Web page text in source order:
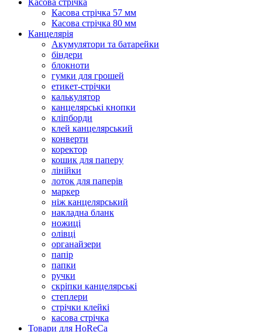
Касова стрічка
Касова стрічка 57 мм
Касова стрічка 80 мм
Канцелярія
Акумулятори та батарейки
біндери
блокноти
гумки для грошей
етикет-стрічки
калькулятор
канцелярські кнопки
кліпборди
клей канцелярський
конверти
коректор
кошик для паперу
лінійки
лоток для паперів
маркер
ніж канцелярський
накладна бланк
ножиці
олівці
органайзери
папір
папки
ручки
скріпки канцелярські
степлери
стрічки клейкі
касова стрічка
Товари для HoReCa